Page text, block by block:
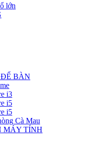
lớn
BÀN
i3
i5
i5
Cà Mau
MÁY TÍNH